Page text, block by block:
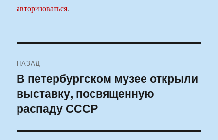
авторизоваться.
по
записям
НАЗАД
Предыдущая
запись:
В петербургском музее открыли
выставку, посвященную
распаду СССР